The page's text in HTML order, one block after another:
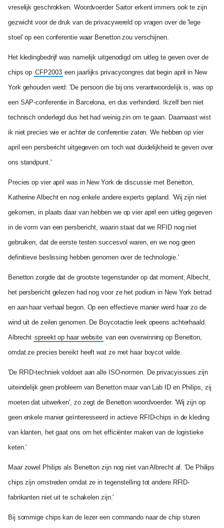
vreselijk geschrokken. Woordvoerder Sartor erkent immers ook te zijn
gezwicht voor de druk van de privacywereld op vragen over de 'lege
stoel' op een conferentie waar Benetton zou verschijnen.
Het kledingbedrijf was namelijk uitgenodigd om uitleg te geven over de
chips op CFP2003 een jaarlijks privacycongres dat begin april in New
York gehouden werd: 'De persoon die bij ons verantwoordelijk is, was op
een SAP-conferentie in Barcelona, en dus verhinderd. Ikzelf ben niet
technisch onderlegd dus het had weinig zin om te gaan. Daarnaast wist
ik niet precies wie er achter de conferentie zaten. We hebben op vier
april een persbericht uitgegeven om toch wat duidelijkheid te geven over
ons standpunt.'
Precies op vier april was in New York de discussie met Benetton,
Katherine Albecht en nog enkele andere experts gepland. 'Wij zijn niet
gekomen, in plaats daar van hebben we op vier april een uitleg gegeven
in de vorm van een persbericht, waarin staat dat we RFID nog niet
gebruiken, dat de eerste testen succesvol waren, en we nog geen
definitieve beslissing hebben genomen over de technologie.'
Benetton zorgde dat de grootste tegenstander op dat moment, Albecht,
het persbericht gelezen had nog voor ze het podium in New York betrad
en aan haar verhaal begon. Op een effectieve manier werd haar zo de
wind uit de zeilen genomen. De Boycotactie leek opeens achterhaald.
Albrecht spreekt op haar website van een overwinning op Benetton,
omdat ze precies bereikt heeft wat ze met haar boycot wilde.
'De RFID-techniek voldoet aan alle ISO-normen. De privacyissues zijn
uiteindelijk geen probleem van Benetton maar van Lab ID en Philips, zij
moeten dat uitwerken', zo zegt de Benetton woordvoerder. 'Wij zijn op
geen enkele manier geïnteresseerd in actieve RFID-chips in de kleding
van klanten, het gaat ons om het efficiënter maken van de logistieke
keten.'
Maar zowel Philips als Benetton zijn nog niet van Albrecht af. 'De Philips
chips zijn omstreden omdat ze in tegenstelling tot andere RFID-
fabrikanten niet uit te schakelen zijn.'
Bij sommige chips kan de lezer een commando naar de chip sturen